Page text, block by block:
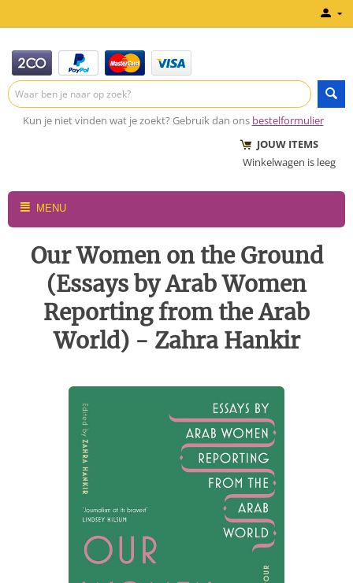
Kun je niet vinden wat je zoekt? Gebruik dan ons bestelformulier
JOUW ITEMS
Winkelwagen is leeg
MENU
Our Women on the Ground
(Essays by Arab Women
Reporting from the Arab
World) - Zahra Hankir